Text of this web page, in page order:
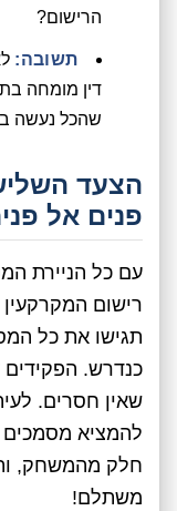
הרישום?
תשובה:
דין מומחה
שהכל נעשה
הצעד
פנים אל
עם כל הניירת
רישום
תגישו את כל
כנדרש. הפקידים
שאין חסרים.
להמציא מסמכים
חלק מהמשחק,
משתלם!